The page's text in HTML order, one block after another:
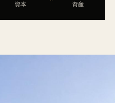
資本 資産